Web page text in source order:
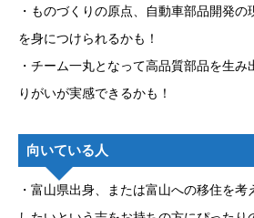
・ものづくりの原点、自動車部品開発
を身につけられるかも！
・チーム一丸となって高品質部品を生
りがいが実感できるかも！
向いている人
・富山県出身、または富山への移住を